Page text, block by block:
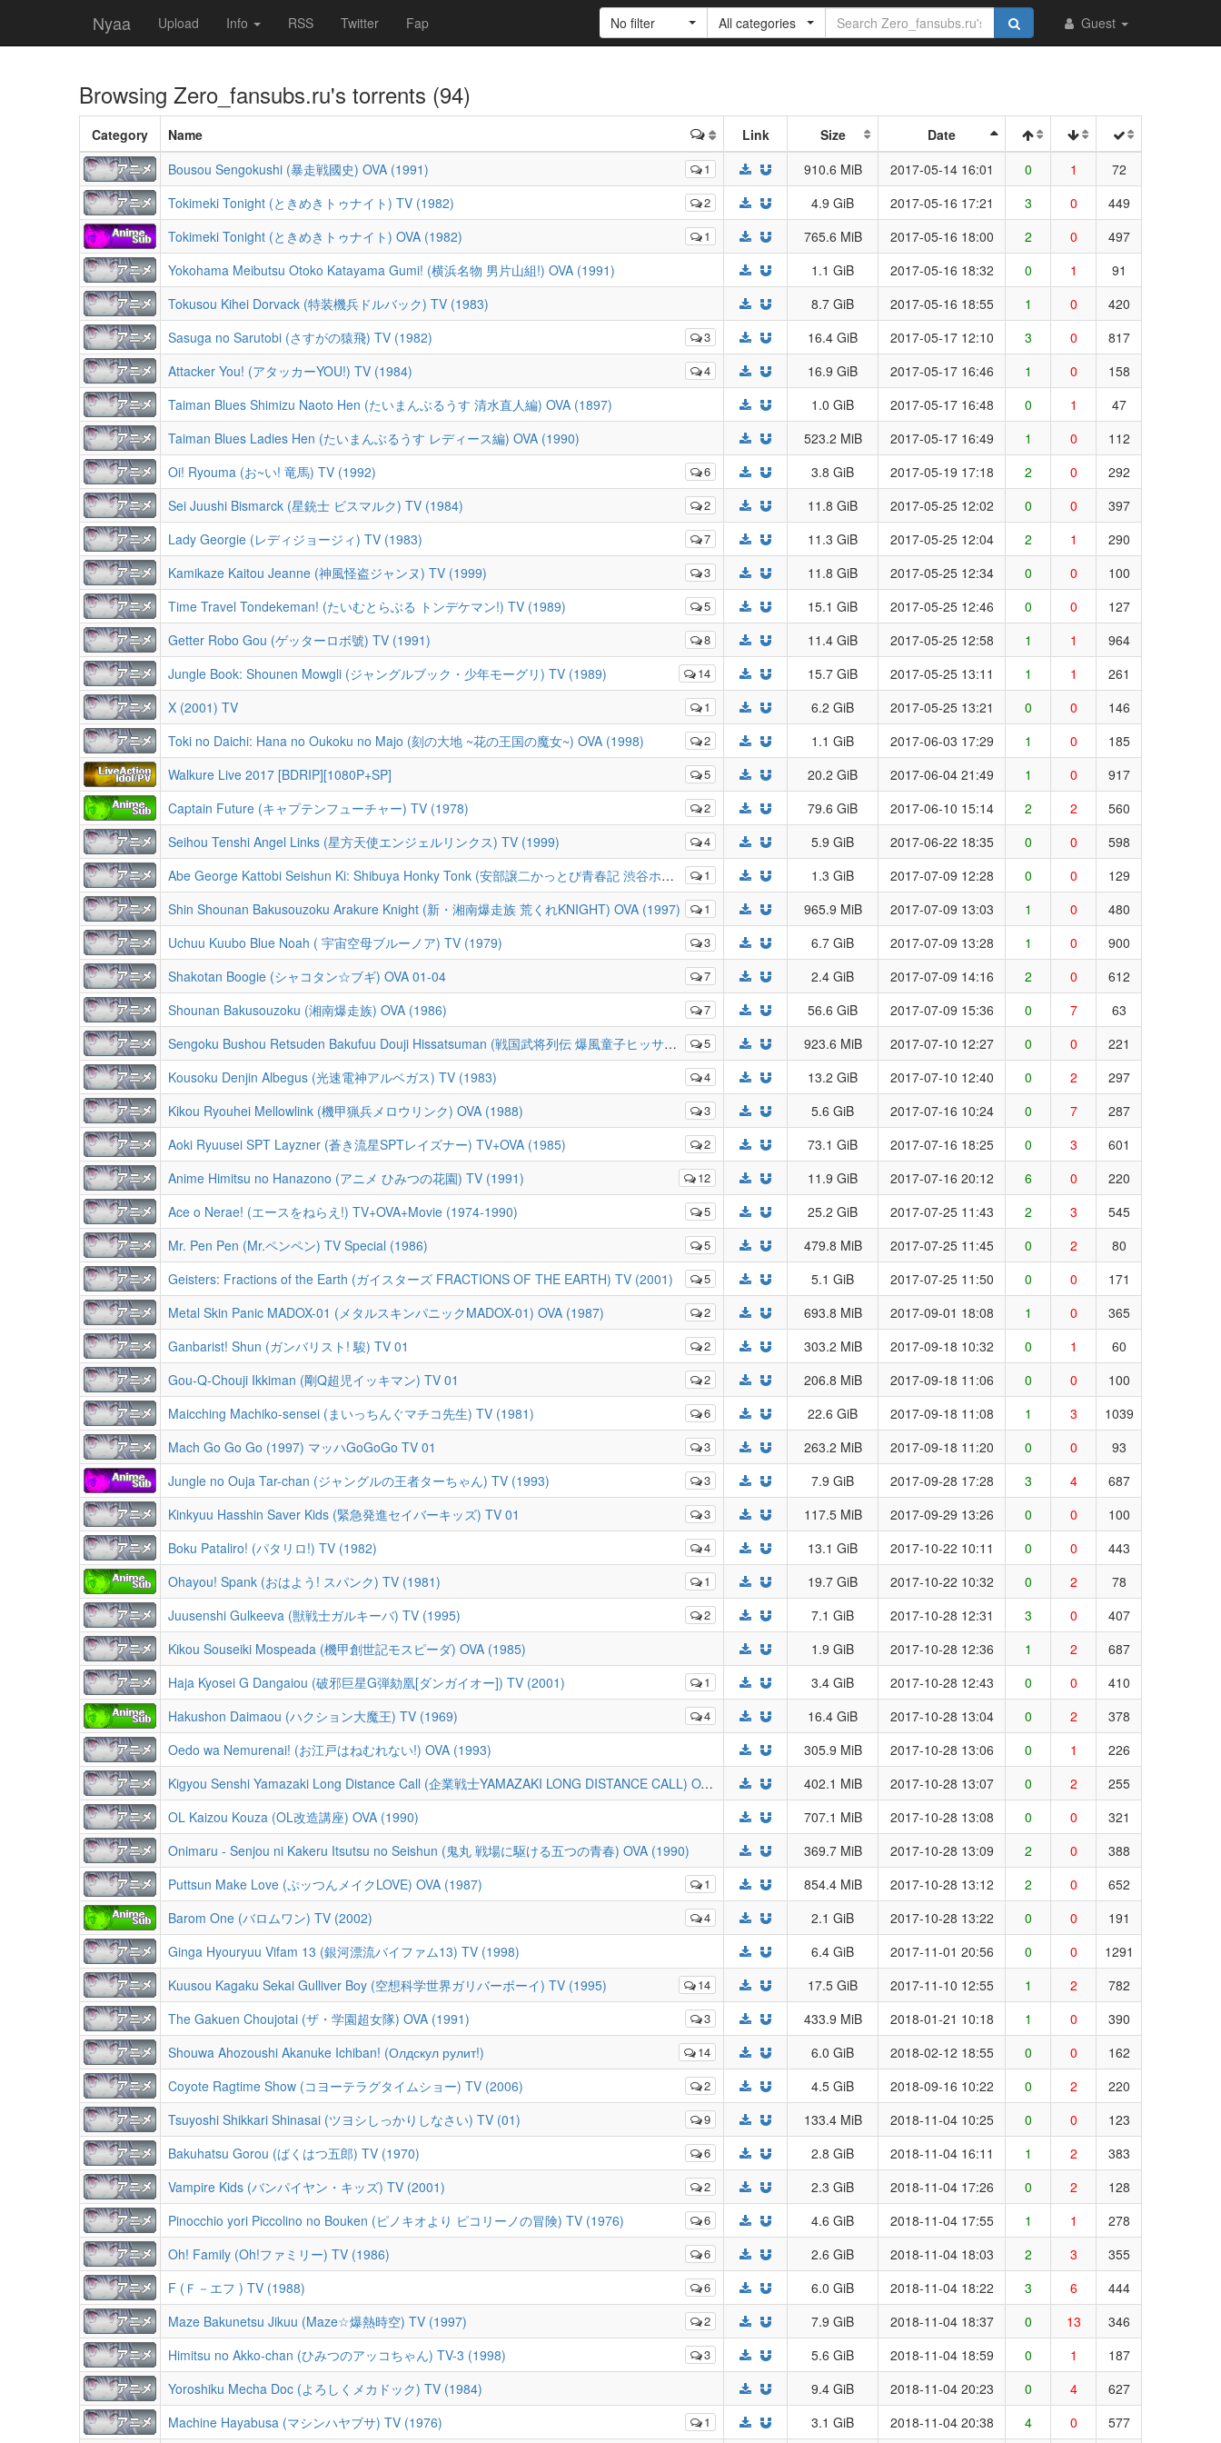
Nyaa Upload Info RSS Twitter Fap Guest
No filter All categories
Browsing Zero_fansubs.ru's torrents (94)
Category Name Link Size Date
1
Bousou Sengokushi (暴走戦國史) OVA (1991) 910.6 MiB 2017-05-14 16:01 0 1 72
2
Tokimeki Tonight (ときめきトゥナイト) TV (1982) 4.9 GiB 2017-05-16 17:21 3 0 449
1
Tokimeki Tonight (ときめきトゥナイト) OVA (1982) 765.6 MiB 2017-05-16 18:00 2 0
497
Yokohama Meibutsu Otoko Katayama Gumi! (横浜名物 男片山組!) OVA (1991)
1.1 GiB 2017-05-16 18:32 0 1
91
Tokusou Kihei Dorvack (特装機兵ドルバック) TV (1983)
8.7 GiB 2017-05-16 18:55 1 0 420
3
Sasuga no Sarutobi (さすがの猿飛) TV (1982) 16.4 GiB 2017-05-17 12:10 3 0 817
4
Attacker You! (アタッカーYOU!) TV (1984) 16.9 GiB 2017-05-17 16:46 1 0
158
Taiman Blues Shimizu Naoto Hen (たいまんぶるうす 清水直人編) OVA (1897)
1.0 GiB 2017-05-17 16:48 0 1
47
Taiman Blues Ladies Hen (たいまんぶるうす レディース編) OVA (1990)
523.2 MiB 2017-05-17 16:49 1 0 112
6
Oi! Ryouma (お~い! 竜馬) TV (1992) 3.8 GiB 2017-05-19 17:18 2 0 292
2
Sei Juushi Bismarck (星銃士 ビスマルク) TV (1984) 11.8 GiB 2017-05-25 12:02 0 0 397
7
Lady Georgie (レディジョージィ) TV (1983) 11.3 GiB 2017-05-25 12:04 2 1 290
3
Kamikaze Kaitou Jeanne (神風怪盗ジャンヌ) TV (1999) 11.8 GiB 2017-05-25 12:34 0 0 100
5
Time Travel Tondekeman! (たいむとらぶる トンデケマン!) TV (1989) 15.1 GiB 2017-05-25 12:46 0 0 127
8
Getter Robo Gou (ゲッターロボ號) TV (1991) 11.4 GiB 2017-05-25 12:58 1 1 964
14
Jungle Book: Shounen Mowgli (ジャングルブック・少年モーグリ) TV (1989) 15.7 GiB 2017-05-25 13:11 1 1 261
1
X (2001) TV 6.2 GiB 2017-05-25 13:21 0 0 146
2
Toki no Daichi: Hana no Oukoku no Majo (刻の大地 ~花の王国の魔女~) OVA (1998) 1.1 GiB 2017-06-03 17:29 1 0 185
5
Walkure Live 2017 [BDRIP][1080P+SP] 20.2 GiB 2017-06-04 21:49 1 0 917
2
Captain Future (キャプテンフューチャー) TV (1978) 79.6 GiB 2017-06-10 15:14 2 2 560
4
Seihou Tenshi Angel Links (星方天使エンジェルリンクス) TV (1999) 5.9 GiB 2017-06-22 18:35 0 0 598
1
Abe George Kattobi Seishun Ki: Shibuya Honky Tonk (安部譲二かっとび青春記 渋谷ホンキィトンク) OVA (1988) 1.3 GiB 2017-07-09 12:28 0 0 129
1
Shin Shounan Bakusouzoku Arakure Knight (新・湘南爆走族 荒くれKNIGHT) OVA (1997) 965.9 MiB 2017-07-09 13:03 1 0 480
3
Uchuu Kuubo Blue Noah ( 宇宙空母ブルーノア) TV (1979) 6.7 GiB 2017-07-09 13:28 1 0 900
7
Shakotan Boogie (シャコタン☆ブギ) OVA 01-04 2.4 GiB 2017-07-09 14:16 2 0 612
7
Shounan Bakusouzoku (湘南爆走族) OVA (1986) 56.6 GiB 2017-07-09 15:36 0 7 63
5
Sengoku Bushou Retsuden Bakufuu Douji Hissatsuman (戦国武将列伝 爆風童子ヒッサツマン) OVA (1990) 923.6 MiB 2017-07-10 12:27 0 0 221
4
Kousoku Denjin Albegus (光速電神アルベガス) TV (1983) 13.2 GiB 2017-07-10 12:40 0 2 297
3
Kikou Ryouhei Mellowlink (機甲猟兵メロウリンク) OVA (1988) 5.6 GiB 2017-07-16 10:24 0 7 287
2
Aoki Ryuusei SPT Layzner (蒼き流星SPTレイズナー) TV+OVA (1985) 73.1 GiB 2017-07-16 18:25 0 3 601
12
Anime Himitsu no Hanazono (アニメ ひみつの花園) TV (1991) 11.9 GiB 2017-07-16 20:12 6 0 220
5
Ace o Nerae! (エースをねらえ!) TV+OVA+Movie (1974-1990) 25.2 GiB 2017-07-25 11:43 2 3 545
5
Mr. Pen Pen (Mr.ペンペン) TV Special (1986) 479.8 MiB 2017-07-25 11:45 0 2 80
5
Geisters: Fractions of the Earth (ガイスターズ FRACTIONS OF THE EARTH) TV (2001) 5.1 GiB 2017-07-25 11:50 0 0 171
2
Metal Skin Panic MADOX-01 (メタルスキンパニックMADOX-01) OVA (1987) 693.8 MiB 2017-09-01 18:08 1 0 365
2
Ganbarist! Shun (ガンバリスト! 駿) TV 01 303.2 MiB 2017-09-18 10:32 0 1 60
2
Gou-Q-Chouji Ikkiman (剛Q超児イッキマン) TV 01 206.8 MiB 2017-09-18 11:06 0 0 100
6
Maicching Machiko-sensei (まいっちんぐマチコ先生) TV (1981) 22.6 GiB 2017-09-18 11:08 1 3 1039
3
Mach Go Go Go (1997) マッハGoGoGo TV 01 263.2 MiB 2017-09-18 11:20 0 0 93
3
Jungle no Ouja Tar-chan (ジャングルの王者ターちゃん) TV (1993) 7.9 GiB 2017-09-28 17:28 3 4 687
3
Kinkyuu Hasshin Saver Kids (緊急発進セイバーキッズ) TV 01 117.5 MiB 2017-09-29 13:26 0 0 100
4
Boku Pataliro! (パタリロ!) TV (1982) 13.1 GiB 2017-10-22 10:11 0 0 443
1
Ohayou! Spank (おはよう! スパンク) TV (1981) 19.7 GiB 2017-10-22 10:32 0 2 78
2
Juusenshi Gulkeeva (獣戦士ガルキーバ) TV (1995) 7.1 GiB 2017-10-28 12:31 3 0
407
Kikou Souseiki Mospeada (機甲創世記モスピーダ) OVA (1985)
1.9 GiB 2017-10-28 12:36 1 2 687
1
Haja Kyosei G Dangaiou (破邪巨星G弾劾凰[ダンガイオー]) TV (2001) 3.4 GiB 2017-10-28 12:43 0 0 410
4
Hakushon Daimaou (ハクション大魔王) TV (1969) 16.4 GiB 2017-10-28 13:04 0 2
378
Oedo wa Nemurenai! (お江戸はねむれない!) OVA (1993)
305.9 MiB 2017-10-28 13:06 0 1
226
Kigyou Senshi Yamazaki Long Distance Call (企業戦士YAMAZAKI LONG DISTANCE CALL) OVA (1997)
402.1 MiB 2017-10-28 13:07 0 2
255
OL Kaizou Kouza (OL改造講座) OVA (1990)
707.1 MiB 2017-10-28 13:08 0 0
321
Onimaru - Senjou ni Kakeru Itsutsu no Seishun (鬼丸 戦場に駆ける五つの青春) OVA (1990)
369.7 MiB 2017-10-28 13:09 2 0 388
1
Puttsun Make Love (ぷッつんメイクLOVE) OVA (1987) 854.4 MiB 2017-10-28 13:12 2 0 652
4
Barom One (バロムワン) TV (2002) 2.1 GiB 2017-10-28 13:22 0 0
191
Ginga Hyouryuu Vifam 13 (銀河漂流バイファム13) TV (1998)
6.4 GiB 2017-11-01 20:56 0 0 1291
14
Kuusou Kagaku Sekai Gulliver Boy (空想科学世界ガリバーボーイ) TV (1995) 17.5 GiB 2017-11-10 12:55 1 2 782
3
The Gakuen Choujotai (ザ・学園超女隊) OVA (1991) 433.9 MiB 2018-01-21 10:18 1 0 390
14
Shouwa Ahozoushi Akanuke Ichiban! (Олдскул рулит!) 6.0 GiB 2018-02-12 18:55 0 0 162
2
Coyote Ragtime Show (コヨーテラグタイムショー) TV (2006) 4.5 GiB 2018-09-16 10:22 0 2 220
9
Tsuyoshi Shikkari Shinasai (ツヨシしっかりしなさい) TV (01) 133.4 MiB 2018-11-04 10:25 0 0 123
6
Bakuhatsu Gorou (ばくはつ五郎) TV (1970) 2.8 GiB 2018-11-04 16:11 1 2 383
2
Vampire Kids (バンパイヤン・キッズ) TV (2001) 2.3 GiB 2018-11-04 17:26 0 2 128
6
Pinocchio yori Piccolino no Bouken (ピノキオより ピコリーノの冒険) TV (1976) 4.6 GiB 2018-11-04 17:55 1 1 278
6
Oh! Family (Oh!ファミリー) TV (1986) 2.6 GiB 2018-11-04 18:03 2 3 355
6
F (Ｆ－エフ ) TV (1988) 6.0 GiB 2018-11-04 18:22 3 6 444
2
Maze Bakunetsu Jikuu (Maze☆爆熱時空) TV (1997) 7.9 GiB 2018-11-04 18:37 0 13 346
3
Himitsu no Akko-chan (ひみつのアッコちゃん) TV-3 (1998) 5.6 GiB 2018-11-04 18:59 0 1
187
Yoroshiku Mecha Doc (よろしくメカドック) TV (1984)
9.4 GiB 2018-11-04 20:23 0 4 627
1
Machine Hayabusa (マシンハヤブサ) TV (1976) 3.1 GiB 2018-11-04 20:38 4 0 577